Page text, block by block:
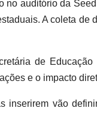
no auditório da
A coleta de
de
e o impacto
inserirem vão